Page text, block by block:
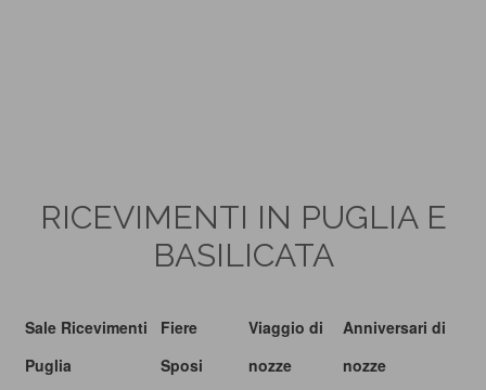
RICEVIMENTI IN PUGLIA E
BASILICATA
Sale Ricevimenti
Puglia
Fiere
Sposi
Viaggio di
nozze
Anniversari di
nozze